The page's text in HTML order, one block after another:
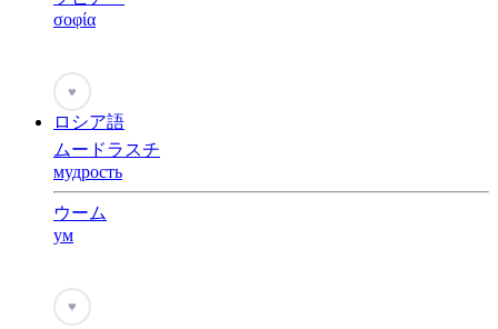
σοφία
♥
ロシア語
ムードラスチ
мудрость
ウーム
ум
♥